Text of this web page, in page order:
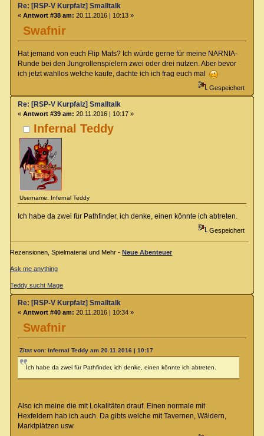
Swafnir
Re: [RSP-V Kurpfalz] Smalltalk
« Antwort #38 am: 20.11.2016 | 10:13 »
Hat jemand von euch Flip Mats? Ich würde gerne für meine NARNIA-
Runde bei den Jungrollenspielern zwei oder drei nutzen. Aber bevor
ich jetzt wahllos welche kaufe, dachte ich ich frag euch mal
Gespeichert
Infernal Teddy
Username: Infernal Teddy
Re: [RSP-V Kurpfalz] Smalltalk
« Antwort #39 am: 20.11.2016 | 10:17 »
Ich habe da zwei für Pathfinder, ich denke, einen könnte ich abtreten.
Gespeichert
Rezensionen, Spielmaterial und Mehr - Neue Abenteuer
Ask me anything
Teddy sucht Mage
Swafnir
Re: [RSP-V Kurpfalz] Smalltalk
« Antwort #40 am: 20.11.2016 | 10:34 »
Zitat von: Infernal Teddy am 20.11.2016 | 10:17
Ich habe da zwei für Pathfinder, ich denke, einen könnte ich abtreten.
Also ich meine die mit Lokalitäten drauf. Einen normale mit
Hexfeldern hab ich auch. Da gibts welche mit Tavernen, Wäldern,
Marktplätzen usw.